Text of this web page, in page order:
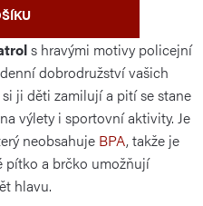
s hravými motivy policejní
dobrodružství vašich
ji děti zamilují a pití se stane
výlety i sportovní aktivity. Je
neobsahuje BPA, takže je
pítko a brčko umožňují
hlavu.